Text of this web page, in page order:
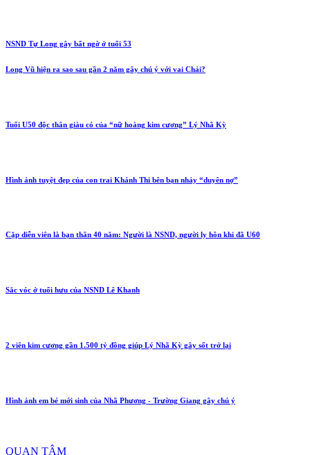
NSND Tự Long gây bất ngờ ở tuổi 53
Long Vũ hiện ra sao sau gần 2 năm gây chú ý với vai Chải?
Tuổi U50 độc thân giàu có của “nữ hoàng kim cương” Lý Nhã Kỳ
Hình ảnh tuyệt đẹp của con trai Khánh Thi bên bạn nhảy “duyên nợ”
Cặp diễn viên là bạn thân 40 năm: Người là NSND, người ly hôn khi đã U60
Sắc vóc ở tuổi hưu của NSND Lê Khanh
2 viên kim cương gần 1.500 tỷ đồng giúp Lý Nhã Kỳ gây sốt trở lại
Hình ảnh em bé mới sinh của Nhã Phương - Trường Giang gây chú ý
QUAN TÂM